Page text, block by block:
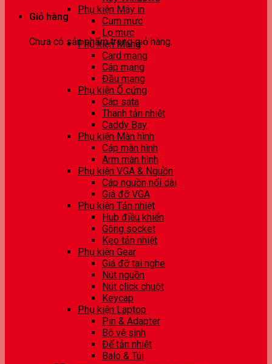
Giỏ hàng
Chưa có sản phẩm trong giỏ hàng.
Phụ kiện Máy in
Cụm mực
Lọ mực
Phụ kiện Mạng
Card mạng
Cáp mạng
Đầu mạng
Phụ kiện Ổ cứng
Cáp sata
Thanh tản nhiệt
Caddy Bay
Phụ kiện Màn hình
Cáp màn hình
Arm màn hình
Phụ kiện VGA & Nguồn
Cáp nguồn nối dài
Giá đỡ VGA
Phụ kiện Tản nhiệt
Hub điều khiển
Gông socket
Keo tản nhiệt
Phụ kiện Gear
Giá đỡ tai nghe
Nút nguồn
Nút click chuột
Keycap
Phụ kiện Laptop
Pin & Adapter
Bộ vệ sinh
Đế tản nhiệt
Balo & Túi